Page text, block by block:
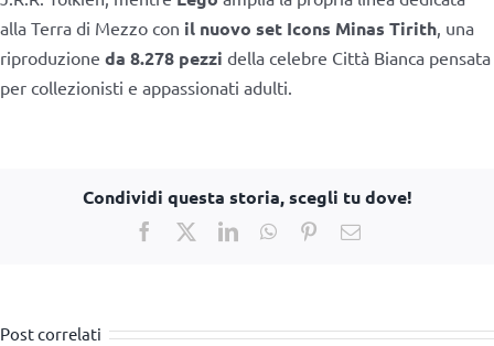
alla Terra di Mezzo con il nuovo set Icons Minas Tirith, una
riproduzione da 8.278 pezzi della celebre Città Bianca pensata
per collezionisti e appassionati adulti.
Condividi questa storia, scegli tu dove!
Facebook
X LinkedInWhatsApp
PinterestEmail
Post correlati